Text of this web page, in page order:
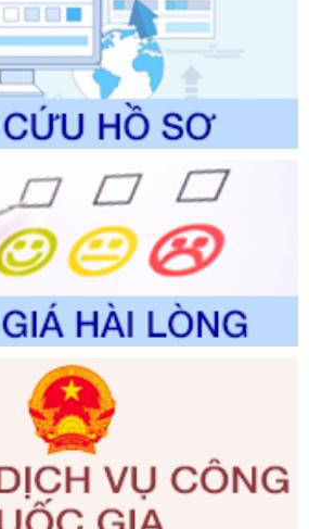
năng quản lý của Sở Văn hóa, Thể
2026
UBND
Danh mục thủ tục hành chính sửa
Quy trình nội bộ, quy trình điện tử
của Sở Nông nghiệp và Môi
2026
UBND
mục thủ tục hành chính được sửa
quy trình nội bộ, quy trình điện tử
chính trong lĩnh vực Luật sư thuộc
lý của Sở Tư pháp
2026
NĐ-CP
2025/NĐ-CP của Chính phủ: Quy
quốc gia giai đoạn 2026 - 2030
2026
UBND